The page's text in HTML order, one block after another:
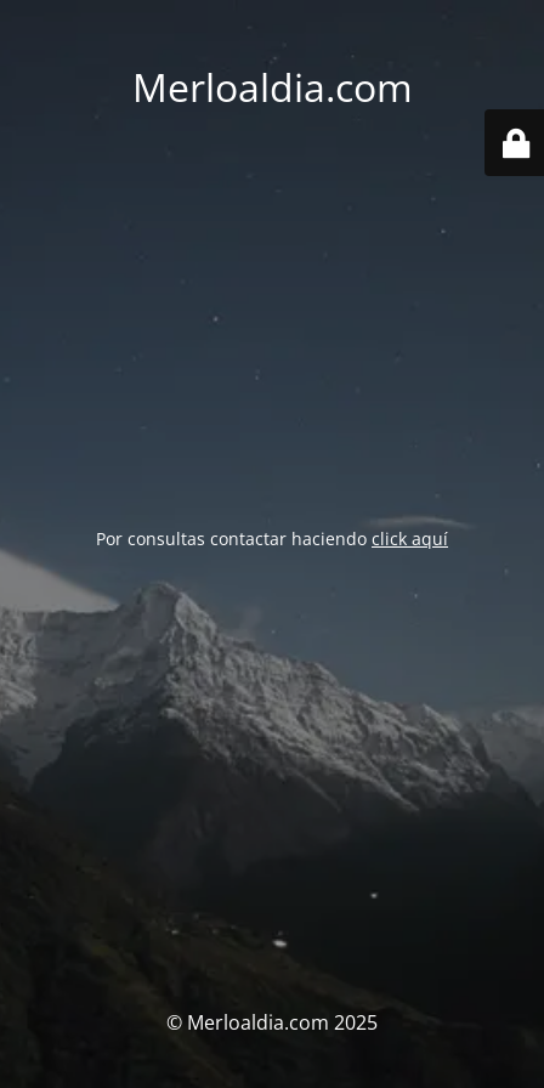
Merloaldia.com
Por consultas contactar haciendo click aquí
© Merloaldia.com 2025